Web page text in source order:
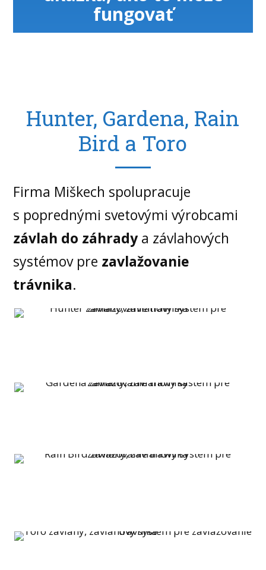
fungovať
Hunter, Gardena, Rain
Bird a Toro
Firma Miškech spolupracuje
s poprednými svetovými výrobcami
závlah do záhradya závlahových
systémov pre zavlažovanie
trávnika.